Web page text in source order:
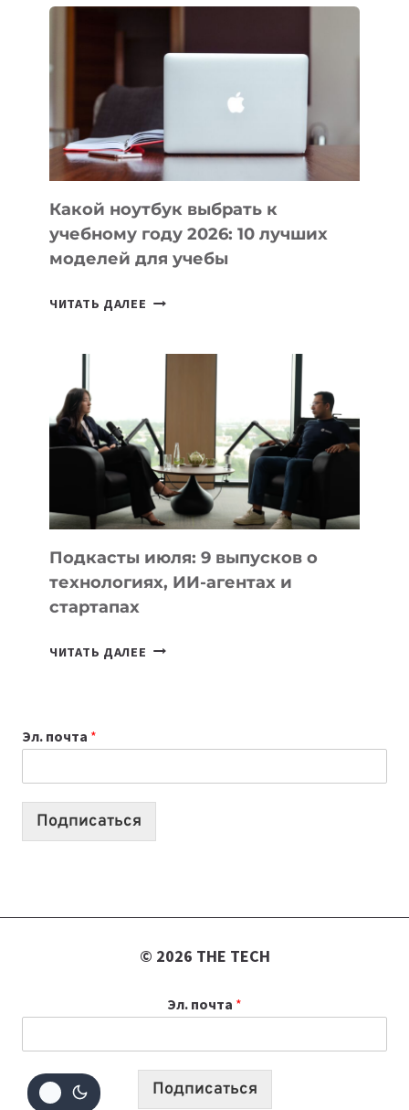
ПОМОГАЮТ
СОЗДАВАТЬ
БЕЗ
СЛОЖНОГО
КОДА
Какой ноутбук выбрать к
учебному году 2026: 10 лучших
моделей для учебы
ЧИТАТЬ ДАЛЕЕ КАКОЙ
УЧЕБНОМУ
ГОДУ
2026:
10
ЛУЧШИХ
МОДЕЛЕЙ
ДЛЯ
Подкасты июля: 9 выпусков о
технологиях, ИИ-агентах и
стартапах
ЧИТАТЬ ДАЛЕЕ ПОДКАСТЫ
ИИ-
АГЕНТАХ
Эл. почта *
Подписаться
© 2026 THE TECH
Эл. почта *
Подписаться